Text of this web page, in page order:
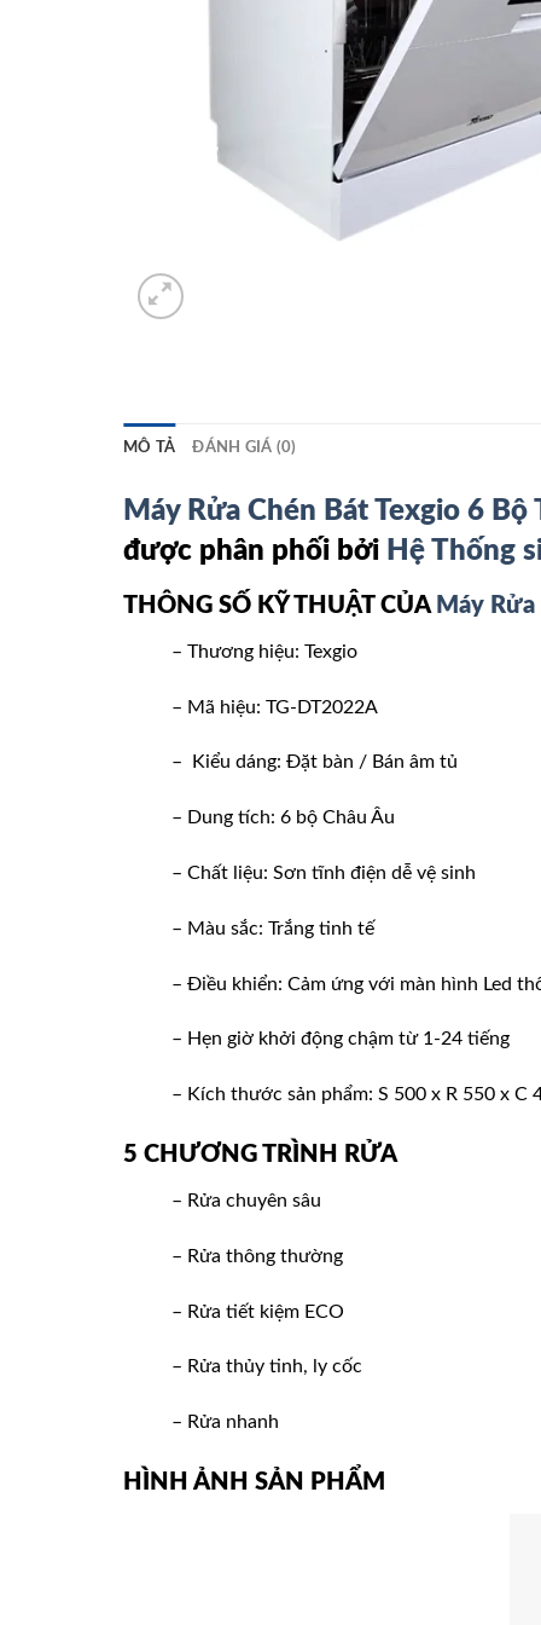
MÔ TẢ ĐÁNH GIÁ (0)
Máy Rửa Chén Bát Texgio 6 Bộ
được phân phối bởi Hệ Thống
THÔNG SỐ KỸ THUẬT CỦA Máy
– Thương hiệu: Texgio
– Mã hiệu: TG-DT2022A
– Kiểu dáng: Đặt bàn / Bán âm tủ
– Dung tích: 6 bộ Châu Âu
– Chất liệu: Sơn tĩnh điện dễ vệ sinh
– Màu sắc: Trắng tinh tế
– Điều khiển: Cảm ứng với màn hình Led
– Hẹn giờ khởi động chậm từ 1-24 tiếng
– Kích thước sản phẩm: S 500 x R 550 x C
5 CHƯƠNG TRÌNH RỬA
– Rửa chuyên sâu
– Rửa thông thường
– Rửa tiết kiệm ECO
– Rửa thủy tinh, ly cốc
– Rửa nhanh
HÌNH ẢNH SẢN PHẨM